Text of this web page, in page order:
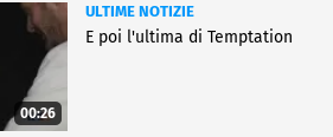
00:26
ULTIME NOTIZIE
E poi l'ultima di Temptation